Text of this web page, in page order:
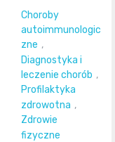
Choroby
autoimmunologic
zne ,
Diagnostyka i
leczenie chorób ,
Profilaktyka
zdrowotna ,
Zdrowie
fizyczne